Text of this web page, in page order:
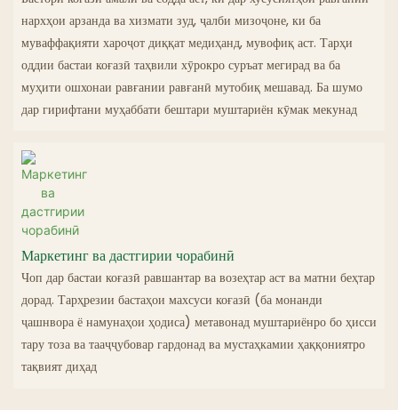
нархҳои арзанда ва хизмати зуд, ҷалби мизоҷоне, ки ба
муваффақияти хароҷот диққат медиҳанд, мувофиқ аст. Тарҳи
оддии бастаи коғазӣ таҳвили хӯрокро суръат мегирад ва ба
муҳити ошхонаи равғании равғанӣ мутобиқ мешавад. Ба шумо
дар гирифтани муҳаббати бештари муштариён кӯмак мекунад
Маркетинг ва дастгирии чорабинӣ
Чоп дар бастаи коғазӣ равшантар ва возеҳтар аст ва матни беҳтар
дорад. Тарҳрезии бастаҳои махсуси коғазӣ (ба монанди
ҷашнвора ё намунаҳои ҳодиса) метавонад муштариёнро бо ҳисси
тару тоза ва тааҷҷубовар гардонад ва мустаҳкамии ҳаққониятро
тақвият диҳад